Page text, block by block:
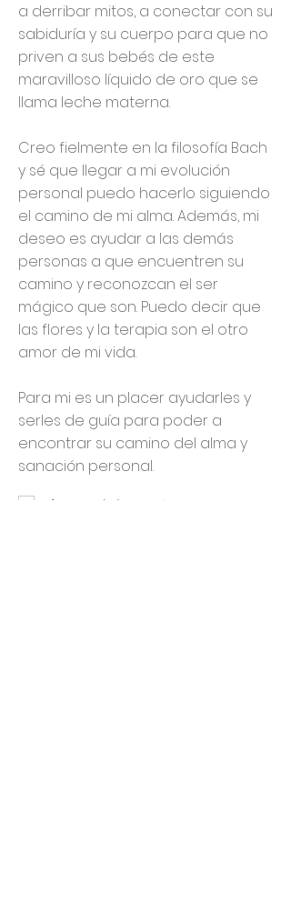
a derribar mitos, a conectar con su
sabiduría y su cuerpo para que no
priven a sus bebés de este
maravilloso líquido de oro que se
llama leche materna.
Creo fielmente en la filosofía Bach
y sé que llegar a mi evolución
personal puedo hacerlo siguiendo
el camino de mi alma. Además, mi
deseo es ayudar a las demás
personas a que encuentren su
camino y reconozcan el ser
mágico que son. Puedo decir que
las flores y la terapia son el otro
amor de mi vida.
Para mi es un placer ayudarles y
serles de guía para poder a
encontrar su camino del alma y
sanación personal.
Asesora de Lactancia